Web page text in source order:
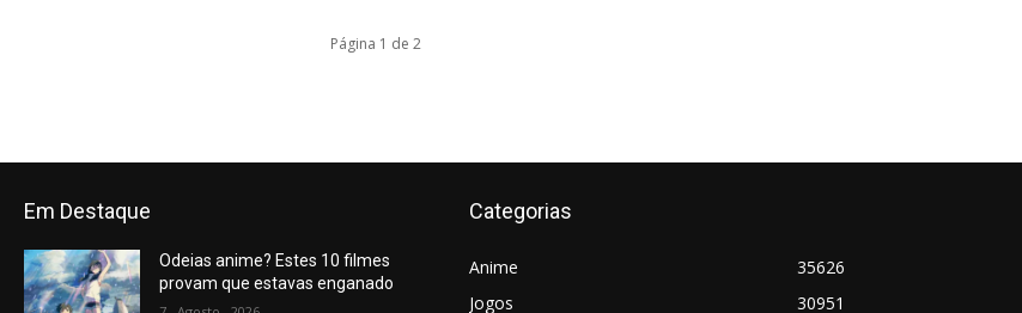
Página 1 de 2
Em Destaque
Odeias anime? Estes 10 filmes
provam que estavas enganado
Categorias
Anime
35626
Jogos
30951